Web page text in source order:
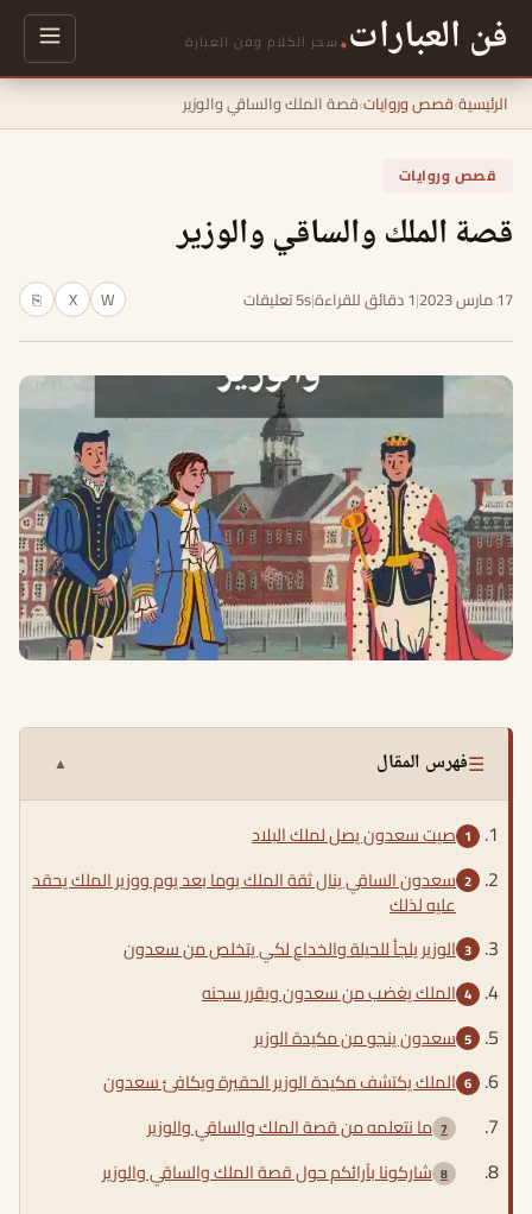
فن العبارات. سحر الكلام وفن العبارة
الرئيسية›قصص وروايات›قصة الملك والساقي والوزير
قصص وروايات
قصة الملك والساقي والوزير
17 مارس 2023 |1 دقائق للقراءة |5s تعليقات W
X
⎘
☰فهرس المقال ▲
صيت سعدون يصل لملك البلاد
سعدون الساقي ينال ثقة الملك يوما بعد يوم ووزير الملك يحقد
عليه لذلك
الوزير يلجأ للحيلة والخداع لكي يتخلص من سعدون
الملك يغضب من سعدون ويقرر سجنه
سعدون ينجو من مكيدة الوزير
الملك يكتشف مكيدة الوزير الحقيرة ويكافئ سعدون
ما نتعلمه من قصة الملك والساقي والوزير
شاركونا بآرائكم حول قصة الملك والساقي والوزير